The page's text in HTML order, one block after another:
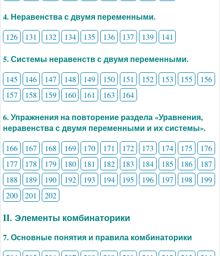
4. Неравенства с двумя переменными.
126 131 132 134 135 136 137 139 141
5. Системы неравенств с двумя переменными.
145 146 147 148 149 150 151 152 153 155
156
157
158 159 160 161 163 164
6. Упражнения на повторение раздела «Уравнения,
неравенства с двумя переменными и их системы».
166 167 168 169 170 171 172 173 174 175
176
177
178 179 180 181 182 183 184 185 186
187
188
189 190 192 193 194 195 196 197 198
199
200
201 202
II. Элементы комбинаторики
7. Основные понятия и правила комбинаторики